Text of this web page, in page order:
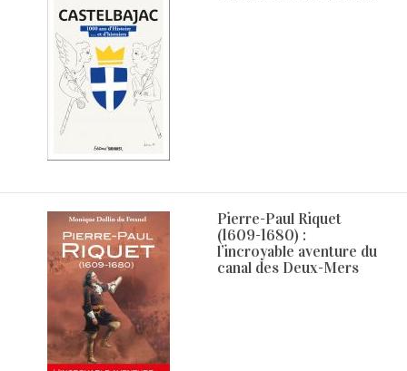
Pierre-Paul Riquet
(1609-1680) :
l’incroyable aventure du
canal des Deux-Mers